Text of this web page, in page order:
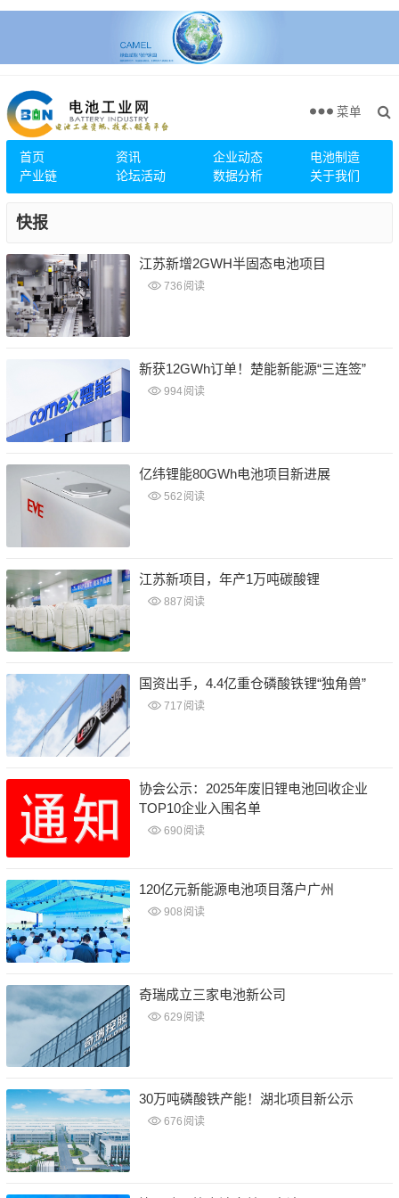
首页 资讯 企业动态
电池制造
产业链
论坛活动 数据分析 关于我们
菜单
快报
江苏新增2GWH半固态电池项目
736 阅读
新获12GWh订单！楚能新能源“三连签”
994阅读
亿纬锂能80GWh电池项目新进展
562 阅读
江苏新项目，年产1万吨碳酸锂
887 阅读
国资出手，4.4亿重仓磷酸铁锂“独角兽”
717 阅读
协会公示：2025年废旧锂电池回收企业
TOP10企业入围名单
690 阅读
120亿元新能源电池项目落户广州
908 阅读
奇瑞成立三家电池新公司
629 阅读
30万吨磷酸铁产能！湖北项目新公示
676 阅读